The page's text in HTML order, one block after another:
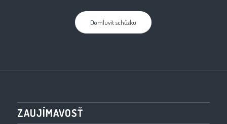
Domluvit schůzku
ZAUJÍMAVOSŤ